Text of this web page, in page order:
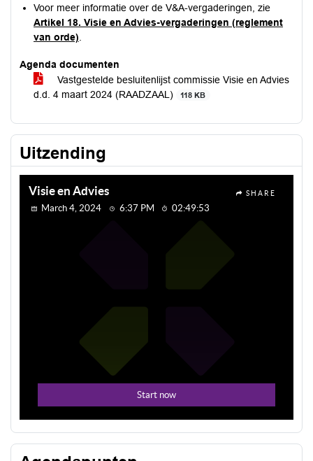
Voor meer informatie over de V&A-vergaderingen, zie
Artikel 18. Visie en Advies-vergaderingen (reglement
van orde)
Agenda documenten
Vastgestelde besluitenlijst commissie Visie en Advies
d.d. 4 maart 2024 (RAADZAAL)
118 KB
Uitzending